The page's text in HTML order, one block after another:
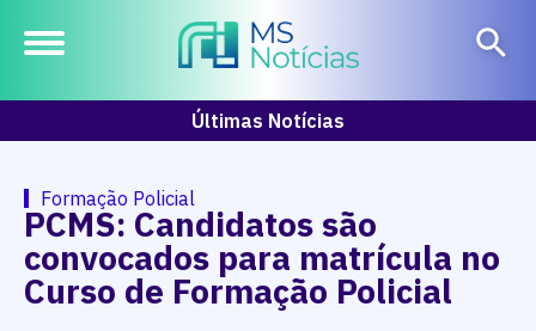
Últimas Notícias
Formação Policial
PCMS: Candidatos são
convocados para matrícula no
Curso de Formação Policial